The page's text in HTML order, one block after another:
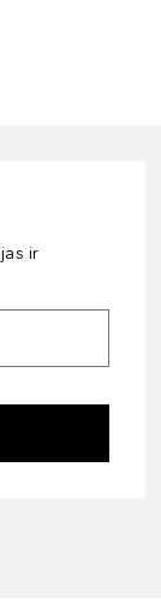
ir